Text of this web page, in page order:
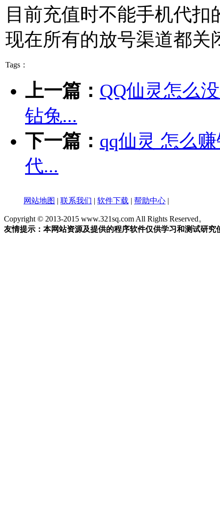
目前充值时不能手机代扣
现在所有的放号渠道都关
Tags：
上一篇： QQ仙灵怎么
钻兔...
下一篇： qq仙灵 怎么
代...
网站地图 | 联系我们 | 软件下载 | 帮助中心 |
Copyright © 2013-2015 www.321sq.com All Rights Reserved。
友情提示：本网站资源及提供的程序软件仅供学习和测试研